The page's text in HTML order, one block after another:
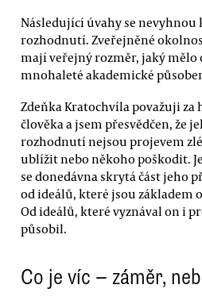
Následující úvahy se
rozhodnutí. Zveřejněné
mají veřejný rozměr, jaký mělo
mnohaleté akademické
Zdeňka Kratochvíla považuji za
člověka a jsem přesvědčen, že
rozhodnutí nejsou projevem
ublížit nebo někoho poškodit.
se donedávna skrytá část jeho
od ideálů, které jsou základem
Od ideálů, které vyznával on i
působil.
Co je víc — záměr,